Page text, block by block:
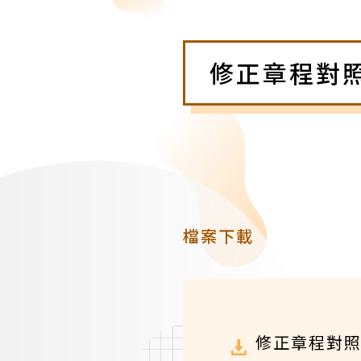
修正章程對
檔案下載
修正章程對